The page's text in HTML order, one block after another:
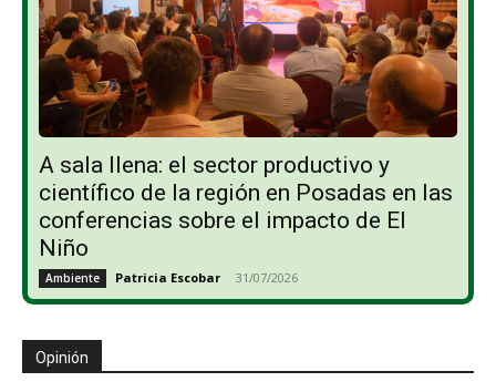
A sala llena: el sector productivo y
científico de la región en Posadas en las
conferencias sobre el impacto de El
Niño
Ambiente Patricia Escobar - 31/07/2026
Opinión